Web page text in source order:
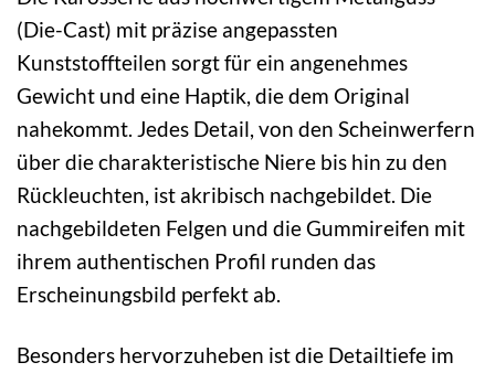
(Die-Cast) mit präzise angepassten
Kunststoffteilen sorgt für ein angenehmes
Gewicht und eine Haptik, die dem Original
nahekommt. Jedes Detail, von den Scheinwerfern
über die charakteristische Niere bis hin zu den
Rückleuchten, ist akribisch nachgebildet. Die
nachgebildeten Felgen und die Gummireifen mit
ihrem authentischen Profil runden das
Erscheinungsbild perfekt ab.
Besonders hervorzuheben ist die Detailtiefe im